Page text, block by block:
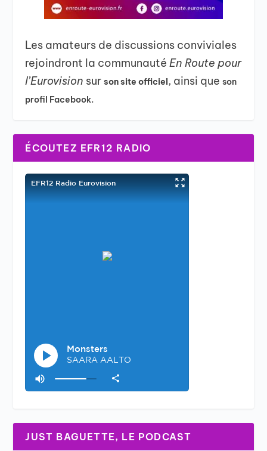
Les amateurs de discussions conviviales
rejoindront la communautéEn Route pour
l’Eurovision surson site officiel, ainsi queson
profil Facebook.
ÉCOUTEZ EFR12 RADIO
JUST BAGUETTE, LE PODCAST